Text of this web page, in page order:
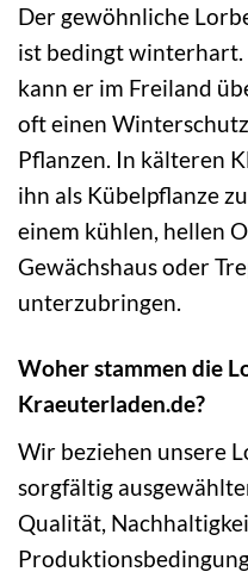
Der gewöhnliche
ist bedingt winterhart.
kann er im Freiland
oft einen
Pflanzen. In kälteren
ihn als Kübelpflanze
einem kühlen, hellen
Gewächshaus oder
unterzubringen.
Woher stammen die
Kraeuterladen.de?
Wir beziehen unsere
sorgfältig
Qualität,